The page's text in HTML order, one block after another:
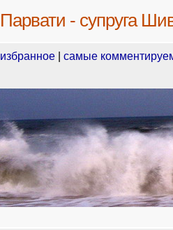
Парвати - супруга
избранное самые